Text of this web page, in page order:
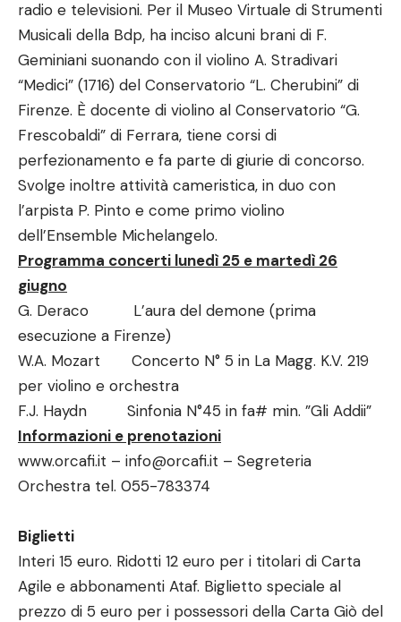
radio e televisioni. Per il Museo Virtuale di Strumenti
Musicali della Bdp, ha inciso alcuni brani di F.
Geminiani suonando con il violino A. Stradivari
“Medici” (1716) del Conservatorio “L. Cherubini” di
Firenze. È docente di violino al Conservatorio “G.
Frescobaldi” di Ferrara, tiene corsi di
perfezionamento e fa parte di giurie di concorso.
Svolge inoltre attività cameristica, in duo con
l’arpista P. Pinto e come primo violino
dell’Ensemble Michelangelo.
Programma concerti lunedì 25 e martedì 26
giugno
G. Deraco L’aura del demone (prima
esecuzione a Firenze)
W.A. Mozart Concerto N° 5 in La Magg. K.V. 219
per violino e orchestra
F.J. Haydn Sinfonia N°45 in fa# min. ”Gli Addii”
Informazioni e prenotazioni
www.orcafi.it – info@orcafi.it – Segreteria
Orchestra tel. 055-783374
Biglietti
Interi 15 euro. Ridotti 12 euro per i titolari di Carta
Agile e abbonamenti Ataf. Biglietto speciale al
prezzo di 5 euro per i possessori della Carta Giò del